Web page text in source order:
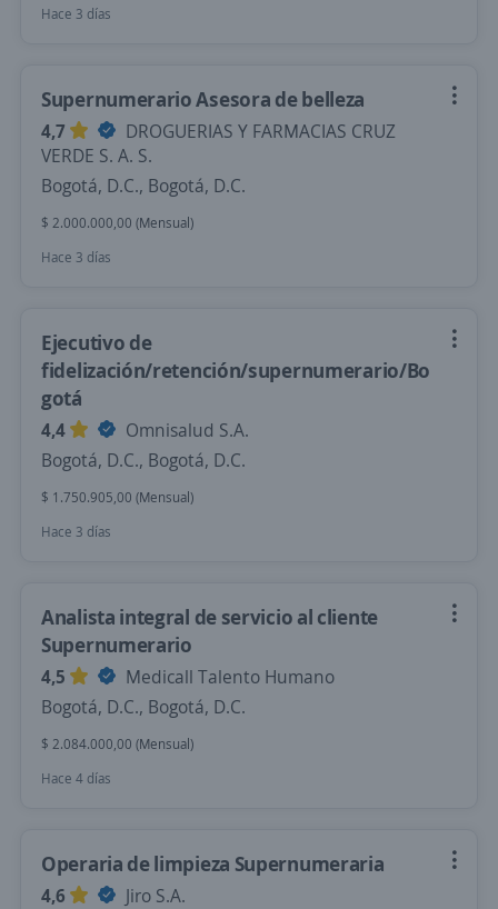
Hace 3 días
Supernumerario Asesora de belleza
4,7
DROGUERIAS Y FARMACIAS CRUZ
VERDE S. A. S.
Bogotá, D.C., Bogotá, D.C.
$ 2.000.000,00 (Mensual)
Hace 3 días
Ejecutivo de
fidelización/retención/supernumerario/Bo
gotá
4,4
Omnisalud S.A.
Bogotá, D.C., Bogotá, D.C.
$ 1.750.905,00 (Mensual)
Hace 3 días
Analista integral de servicio al cliente
Supernumerario
4,5
Medicall Talento Humano
Bogotá, D.C., Bogotá, D.C.
$ 2.084.000,00 (Mensual)
Hace 4 días
Operaria de limpieza Supernumeraria
4,6
Jiro S.A.